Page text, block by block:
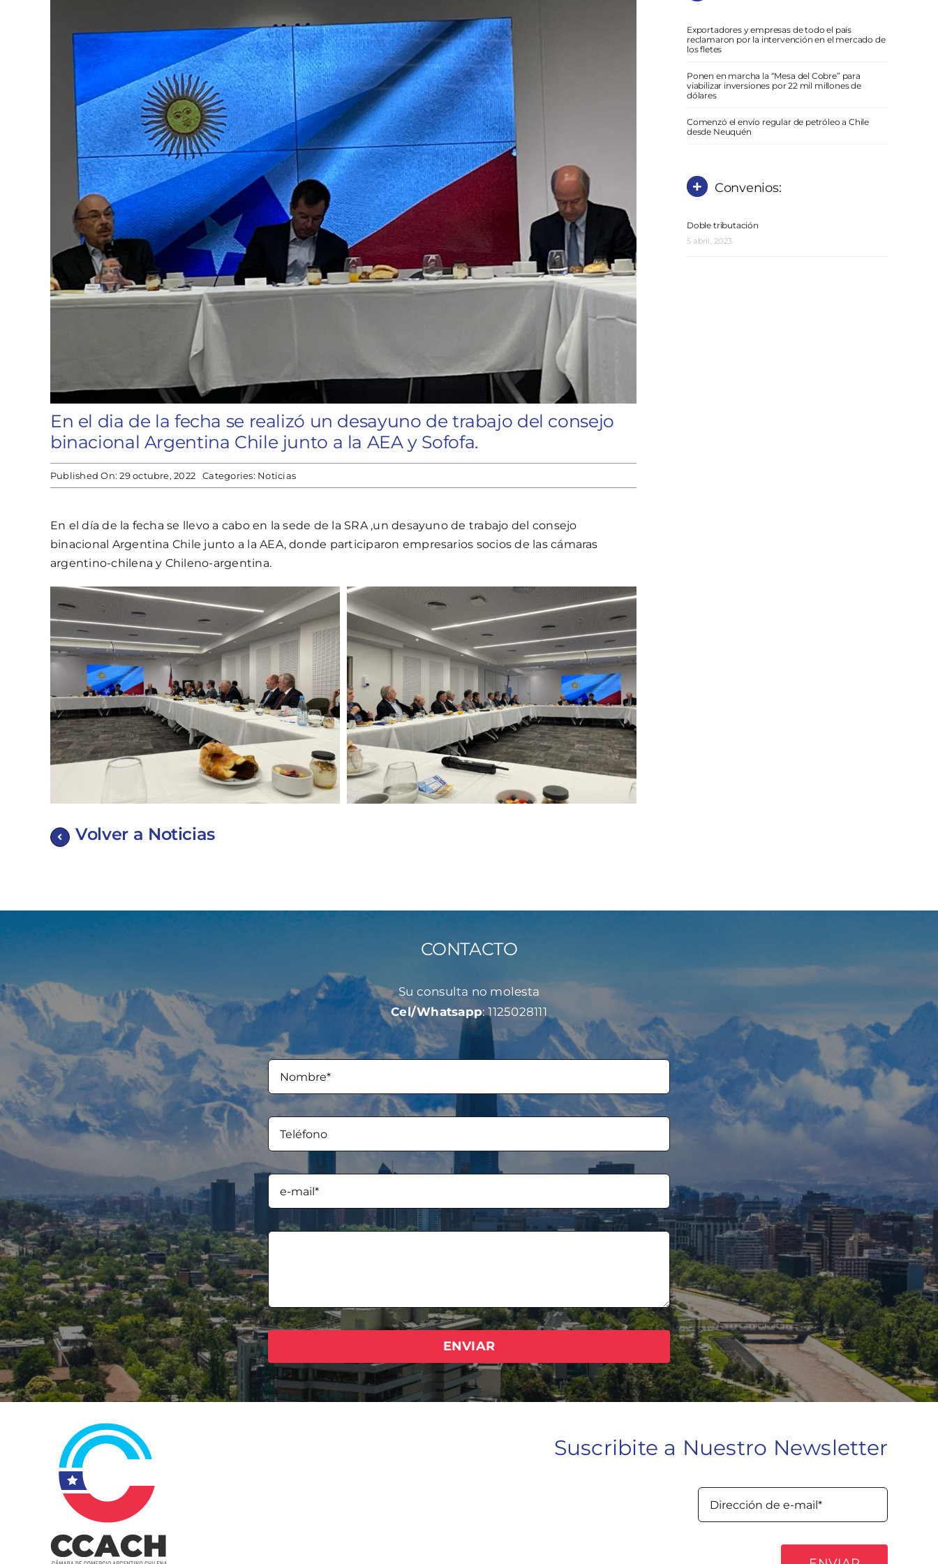
En el dia de la fecha se realizó un desayuno de trabajo del consejo
binacional Argentina Chile junto a la AEA y Sofofa.
Published On: 29 octubre, 2022 Categories: Noticias
En el día de la fecha se llevo a cabo en la sede de la SRA ,un desayuno de trabajo del consejo
binacional Argentina Chile junto a la AEA, donde participaron empresarios socios de las cámaras
argentino-chilena y Chileno-argentina.
Volver a Noticias
Exportadores y empresas de todo el país
reclamaron por la intervención en el mercado de
los fletes
Ponen en marcha la “Mesa del Cobre” para
viabilizar inversiones por 22 mil millones de
dólares
Comenzó el envío regular de petróleo a Chile
desde Neuquén
Convenios:
Doble tributación
5 abril, 2023
CONTACTO
Su consulta no molesta
Cel/Whatsapp: 1125028111
ENVIAR
Suscribite a Nuestro Newsletter